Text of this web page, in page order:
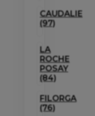
CAUDALIE
(97)
LA
ROCHE
POSAY
(84)
FILORGA
(76)